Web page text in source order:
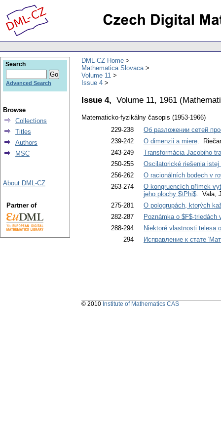
DML-CZ Home
Mathematica Slovaca
Volume 11
Issue 4
Issue 4, Volume 11, 1961 (
Matematicko-fyzikálny časopis (1953-1966)
229-238
Об разложении сетей
239-242
O dimenzii a miere.
243-249
Transformácia Jacobiho
250-255
Oscilatorické riešenia istej
256-262
O racionálních bodech v
263-274
O kongruencích přímek
jeho plochy $\Phi$. Vala,
275-281
O pologrupách, ktorých
282-287
Poznámka o $F$-
288-294
Niektoré vlastnosti telesa
294
Исправление к стате
Search
Advanced Search
Browse
Collections
Titles
Authors
MSC
About DML-CZ
Partner of
© 2010 Institute of Mathematics CAS